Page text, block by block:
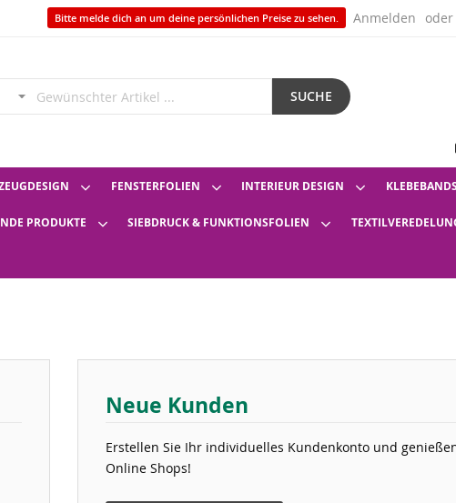
Bitte melde dich an um deine persönlichen Preise zu sehen. Anmelden
SUCHE
FENSTERFOLIEN INTERIEUR DESIGN
PRODUKTE SIEBDRUCK & FUNKTIONSFOLIEN
Neue Kunden
Erstellen Sie Ihr individuelles Kundenkonto und
Online Shops!